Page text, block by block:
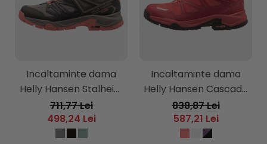
Incaltaminte dama
Helly Hansen Stalheim
HT
711,77 Lei
498,24 Lei
Incaltaminte dama
Helly Hansen Cascade
Low HT
838,87 Lei
587,21 Lei